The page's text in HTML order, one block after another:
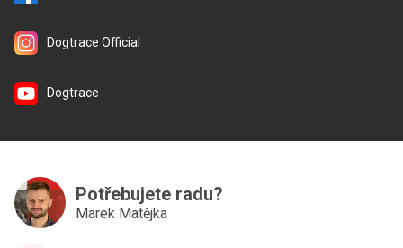
Dogtrace Official
Dogtrace
Potřebujete radu?
Marek Matějka